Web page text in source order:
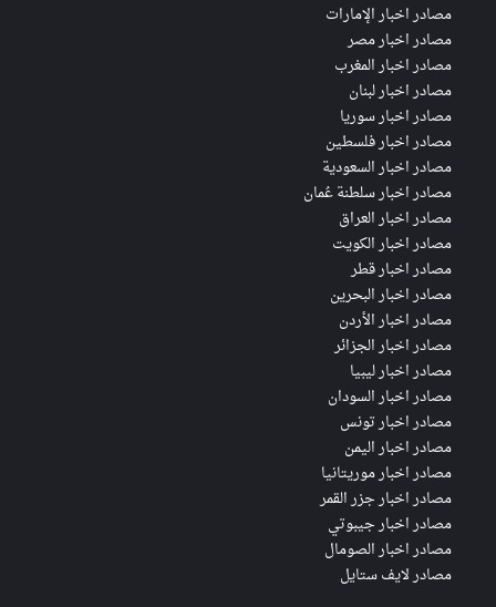
مصادر اخبار الإمارات
مصادر اخبار مصر
مصادر اخبار المغرب
مصادر اخبار لبنان
مصادر اخبار سوريا
مصادر اخبار فلسطين
مصادر اخبار السعودية
مصادر اخبار سلطنة عُمان
مصادر اخبار العراق
مصادر اخبار الكويت
مصادر اخبار قطر
مصادر اخبار البحرين
مصادر اخبار الأردن
مصادر اخبار الجزائر
مصادر اخبار ليبيا
مصادر اخبار السودان
مصادر اخبار تونس
مصادر اخبار اليمن
مصادر اخبار موريتانيا
مصادر اخبار جزر القمر
مصادر اخبار جيبوتي
مصادر اخبار الصومال
مصادر لايف ستايل